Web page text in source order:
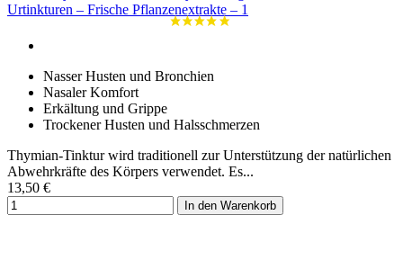
Nasser Husten und Bronchien
Nasaler Komfort
Erkältung und Grippe
Trockener Husten und Halsschmerzen
Thymian-Tinktur wird traditionell zur Unterstützung der natürlichen
Abwehrkräfte des Körpers verwendet. Es...
13,50 €
In den Warenkorb